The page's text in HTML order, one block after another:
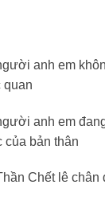
anh em
quan
anh em
của bản thân
Chết lê chân